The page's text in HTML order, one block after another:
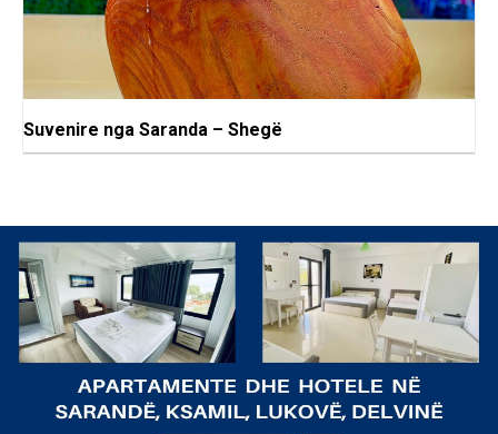
Suvenire nga Saranda – Shegë